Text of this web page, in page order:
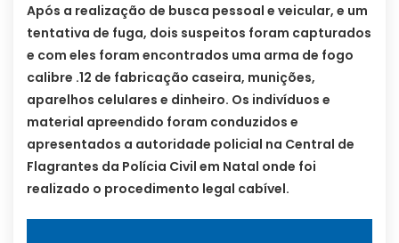
Após a realização de busca pessoal e veicular, e um
tentativa de fuga, dois suspeitos foram capturados
e com eles foram encontrados uma arma de fogo
calibre .12 de fabricação caseira, munições,
aparelhos celulares e dinheiro. Os indivíduos e
material apreendido foram conduzidos e
apresentados a autoridade policial na Central de
Flagrantes da Polícia Civil em Natal onde foi
realizado o procedimento legal cabível.